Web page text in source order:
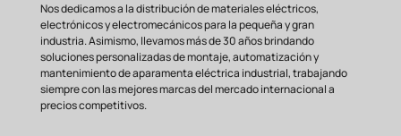
Nos dedicamos a la distribución de materiales eléctricos,
electrónicos y electromecánicos para la pequeña y gran
industria. Asimismo, llevamos más de 30 años brindando
soluciones personalizadas de montaje, automatización y
mantenimiento de aparamenta eléctrica industrial, trabajando
siempre con las mejores marcas del mercado internacional a
precios competitivos.